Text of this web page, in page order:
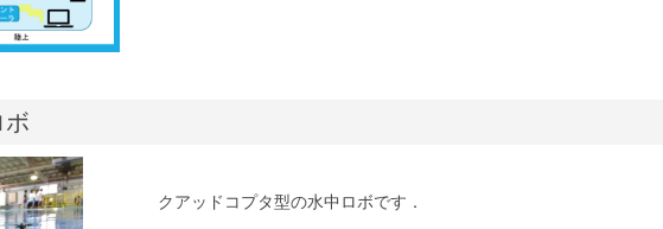
ボ
クアッドコプタ型の水中ロボです．